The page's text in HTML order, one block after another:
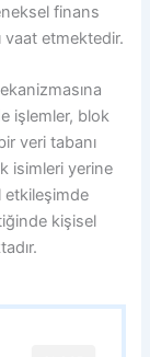
finans
vaat etmektedir.
işlemler, blok
veri tabanı
isimleri yerine
etkileşimde
kişisel